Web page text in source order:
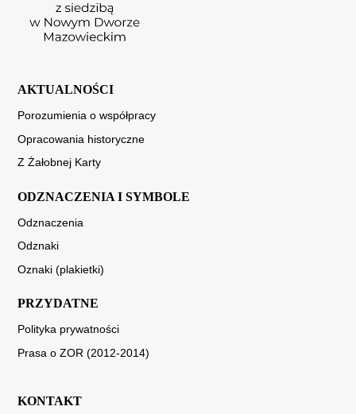
AKTUALNOŚCI
Porozumienia o współpracy
Opracowania historyczne
Z Żałobnej Karty
ODZNACZENIA I SYMBOLE
Odznaczenia
Odznaki
Oznaki (plakietki)
PRZYDATNE
Polityka prywatności
Prasa o ZOR (2012-2014)
KONTAKT